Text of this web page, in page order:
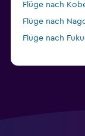
Flüge nach
Flüge nach
Flüge nach